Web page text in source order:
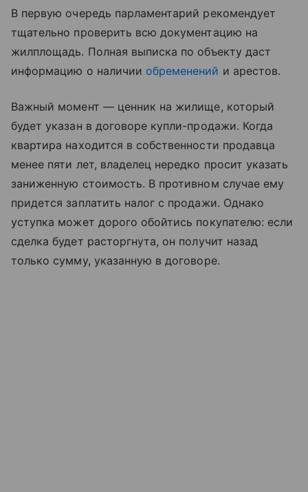
В первую очередь парламентарий рекомендует
тщательно проверить всю документацию на
жилплощадь. Полная выписка по объекту даст
информацию о наличии обременений и арестов.
Важный момент — ценник на жилище, который
будет указан в договоре купли-продажи. Когда
квартира находится в собственности продавца
менее пяти лет, владелец нередко просит указать
заниженную стоимость. В противном случае ему
придется заплатить налог с продажи. Однако
уступка может дорого обойтись покупателю: если
сделка будет расторгнута, он получит назад
только сумму, указанную в договоре.